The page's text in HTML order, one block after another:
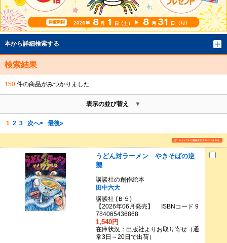
本から詳細検索する
検索結果
150件の商品がみつかりました
表示の並び替え
1 2 3 次へ> 最後»
うどん対ラーメン やきそばの逆
襲
講談社の創作絵本
田中六大
講談社 (Ｂ５)
【2026年06月発売】 ISBNコード 9
784065436868
1,540円
在庫状況：出版社よりお取り寄せ（通
常3日～20日で出荷）